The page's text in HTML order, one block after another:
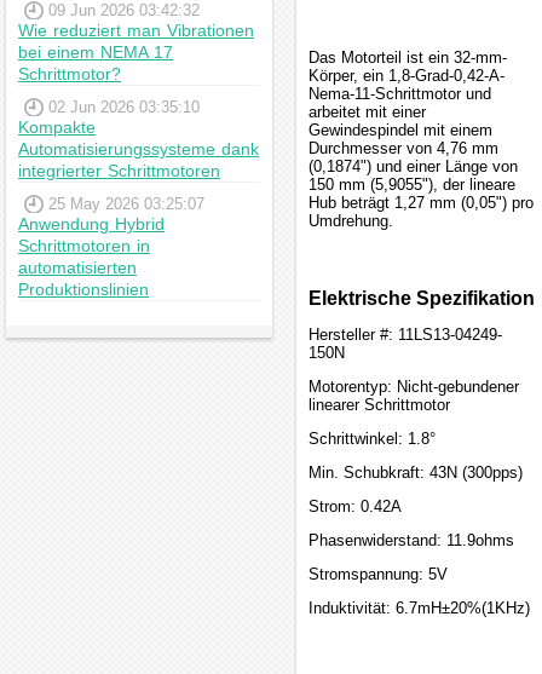
09 Jun 2026 03:42:32
Wie reduziert man Vibrationen
bei einem NEMA 17
Schrittmotor?
02 Jun 2026 03:35:10
Kompakte
Automatisierungssysteme dank
integrierter Schrittmotoren
25 May 2026 03:25:07
Anwendung Hybrid
Schrittmotoren in
automatisierten
Produktionslinien
Das Motorteil ist ein 32-mm-
Körper, ein 1,8-Grad-0,42-A-
Nema-11-Schrittmotor und
arbeitet mit einer
Gewindespindel mit einem
Durchmesser von 4,76 mm
(0,1874") und einer Länge von
150 mm (5,9055"), der lineare
Hub beträgt 1,27 mm (0,05") pro
Umdrehung.
Elektrische Spezifikation
Hersteller #: 11LS13-04249-
150N
Motorentyp: Nicht-gebundener
linearer Schrittmotor
Schrittwinkel: 1.8°
Min. Schubkraft: 43N (300pps)
Strom: 0.42A
Phasenwiderstand: 11.9ohms
Stromspannung: 5V
Induktivität: 6.7mH±20%(1KHz)